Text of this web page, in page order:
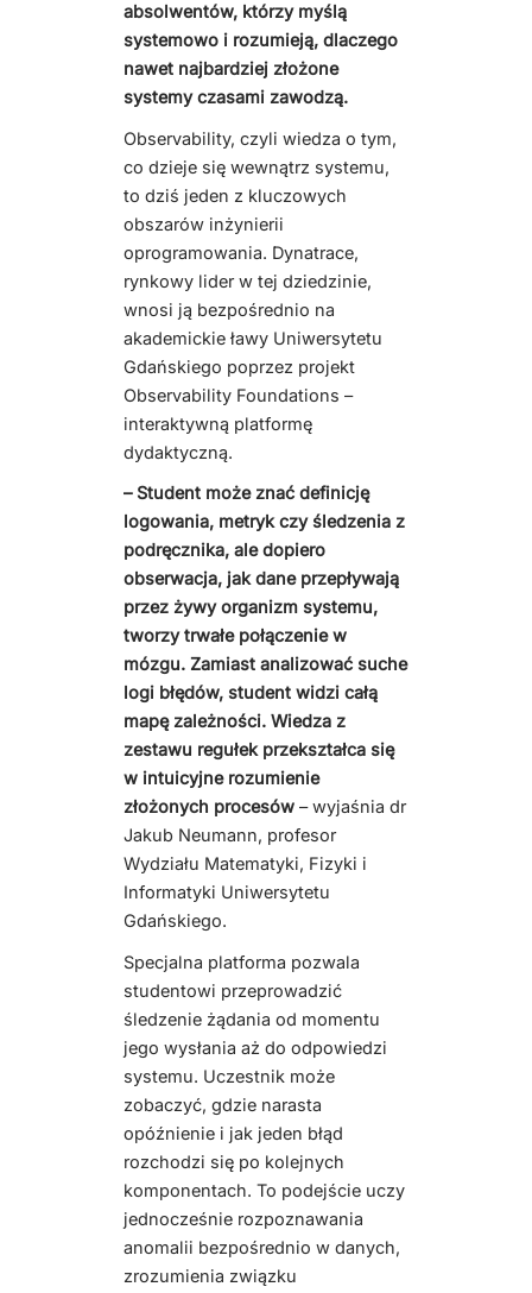
absolwentów, którzy myślą
systemowo i rozumieją, dlaczego
nawet najbardziej złożone
systemy czasami zawodzą.
Observability, czyli wiedza o tym,
co dzieje się wewnątrz systemu,
to dziś jeden z kluczowych
obszarów inżynierii
oprogramowania. Dynatrace,
rynkowy lider w tej dziedzinie,
wnosi ją bezpośrednio na
akademickie ławy Uniwersytetu
Gdańskiego poprzez projekt
Observability Foundations –
interaktywną platformę
dydaktyczną.
– Student może znać definicję
logowania, metryk czy śledzenia z
podręcznika, ale dopiero
obserwacja, jak dane przepływają
przez żywy organizm systemu,
tworzy trwałe połączenie w
mózgu. Zamiast analizować suche
logi błędów, student widzi całą
mapę zależności. Wiedza z
zestawu regułek przekształca się
w intuicyjne rozumienie
złożonych procesów – wyjaśnia dr
Jakub Neumann, profesor
Wydziału Matematyki, Fizyki i
Informatyki Uniwersytetu
Gdańskiego.
Specjalna platforma pozwala
studentowi przeprowadzić
śledzenie żądania od momentu
jego wysłania aż do odpowiedzi
systemu. Uczestnik może
zobaczyć, gdzie narasta
opóźnienie i jak jeden błąd
rozchodzi się po kolejnych
komponentach. To podejście uczy
jednocześnie rozpoznawania
anomalii bezpośrednio w danych,
zrozumienia związku